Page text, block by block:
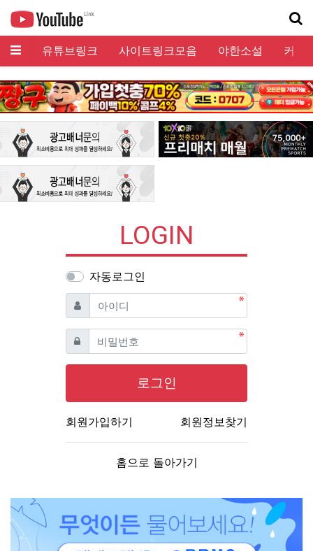
메뉴 유튜브링크 사이트링크모음 야한소설 커뮤
LOGIN
자동로그인
아이디 필수
비밀번호필수
로그인
회원가입하기 회원정보찾기
홈으로 돌아가기